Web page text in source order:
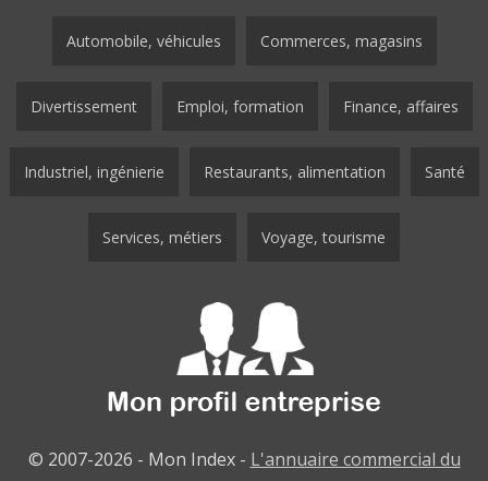
Automobile, véhicules Commerces, magasins
Divertissement Emploi, formation Finance, affaires
Industriel, ingénierie Restaurants, alimentation Santé
Services, métiers Voyage, tourisme
© 2007-2026 - Mon Index - L'annuaire commercial du